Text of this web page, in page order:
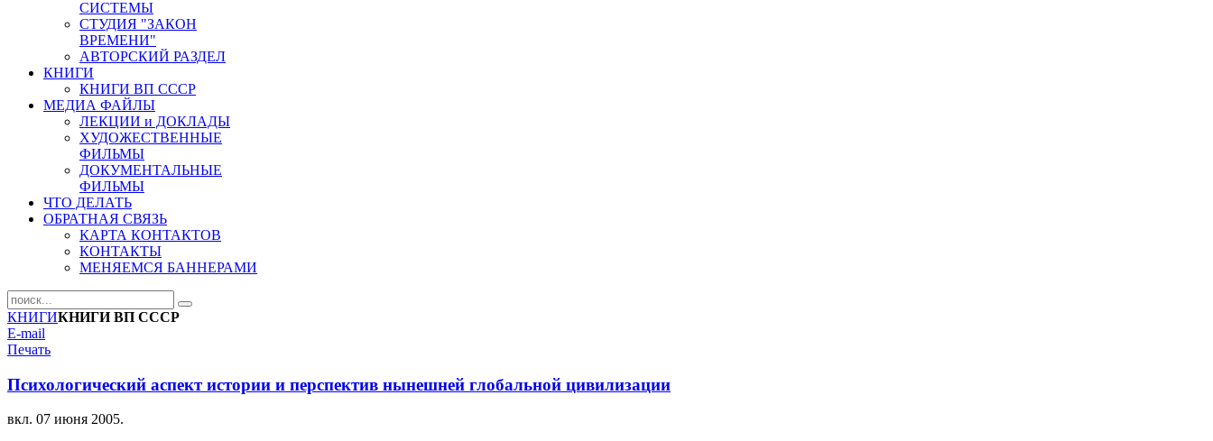
СИСТЕМЫ
СТУДИЯ "ЗАКОН
ВРЕМЕНИ"
АВТОРСКИЙ РАЗДЕЛ
КНИГИ
КНИГИ ВП СССР
МЕДИА ФАЙЛЫ
ЛЕКЦИИ и ДОКЛАДЫ
ХУДОЖЕСТВЕННЫЕ
ФИЛЬМЫ
ДОКУМЕНТАЛЬНЫЕ
ФИЛЬМЫ
ЧТО ДЕЛАТЬ
ОБРАТНАЯ СВЯЗЬ
КАРТА КОНТАКТОВ
КОНТАКТЫ
МЕНЯЕМСЯ БАННЕРАМИ
КНИГИКНИГИ ВП СССР
E-mail
Печать
Психологический аспект истории и перспектив нынешней глобальной цивилизации
вкл. 07 июня 2005.